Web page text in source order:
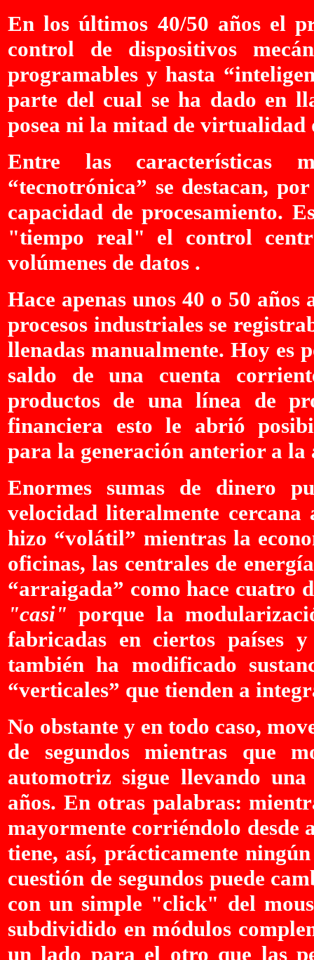
En los últimos 40/50 años el
control de dispositivos
programables y hasta
parte del cual se ha dado en
posea ni la mitad de virtualidad
Entre las características
“tecnotrónica” se destacan,
capacidad de procesamiento.
"tiempo real" el control
volúmenes de datos .
Hace apenas unos 40 o 50
procesos industriales se
llenadas manualmente. Hoy es
saldo de una cuenta
productos de una línea de
financiera esto le abrió
para la generación anterior a la
Enormes sumas de dinero
velocidad literalmente
hizo “volátil” mientras la
oficinas, las centrales de
“arraigada” como hace cuatro
"casi" porque la
fabricadas en ciertos países
también ha modificado
“verticales” que tienden a
No obstante y en todo caso,
de segundos mientras que
automotriz sigue llevando
años. En otras palabras:
mayormente corriéndolo desde
tiene, así, prácticamente
cuestión de segundos puede
con un simple "click" del
subdividido en módulos
un lado para el otro que las